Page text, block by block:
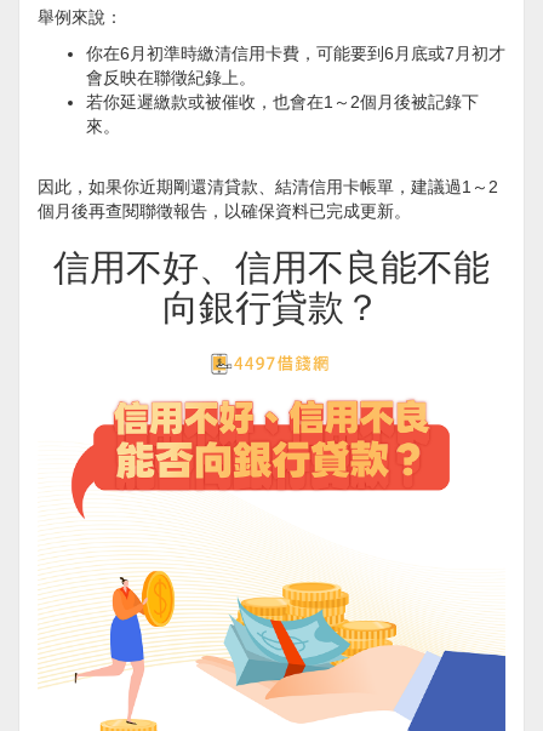
舉例來說：
你在6月初準時繳清信用卡費，可能要到6月底或7月初才
會反映在聯徵紀錄上。
若你延遲繳款或被催收，也會在1～2個月後被記錄下
來。
因此，如果你近期剛還清貸款、結清信用卡帳單，建議過1～2
個月後再查閱聯徵報告，以確保資料已完成更新。
信用不好、信用不良能不能
向銀行貸款？